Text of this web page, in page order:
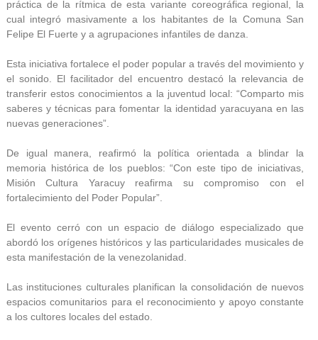
práctica de la rítmica de esta variante coreográfica regional, la
cual integró masivamente a los habitantes de la Comuna San
Felipe El Fuerte y a agrupaciones infantiles de danza.
Esta iniciativa fortalece el poder popular a través del movimiento y
el sonido. El facilitador del encuentro destacó la relevancia de
transferir estos conocimientos a la juventud local: “Comparto mis
saberes y técnicas para fomentar la identidad yaracuyana en las
nuevas generaciones”.
De igual manera, reafirmó la política orientada a blindar la
memoria histórica de los pueblos: “Con este tipo de iniciativas,
Misión Cultura Yaracuy reafirma su compromiso con el
fortalecimiento del Poder Popular”.
El evento cerró con un espacio de diálogo especializado que
abordó los orígenes históricos y las particularidades musicales de
esta manifestación de la venezolanidad.
Las instituciones culturales planifican la consolidación de nuevos
espacios comunitarios para el reconocimiento y apoyo constante
a los cultores locales del estado.